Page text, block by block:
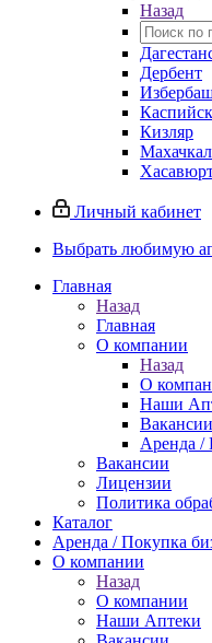
Назад
Дербент
Каспийск
Кизляр
Личный кабинет
Выбрать любимую
Главная
Назад
Главная
О компании
Назад
О
Наши
Вакансии
Аренда /
Вакансии
Лицензии
Политика
Каталог
Аренда / Покупка
О компании
Назад
О компании
Наши Аптеки